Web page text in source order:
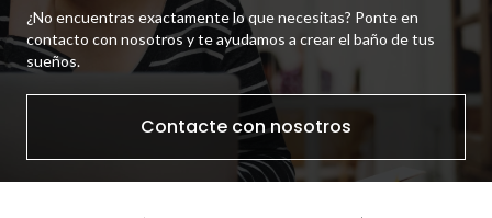
¿No encuentras exactamente lo que necesitas? Ponte en
contacto con nosotros y te ayudamos a crear el baño de tus
sueños.
Contacte con nosotros